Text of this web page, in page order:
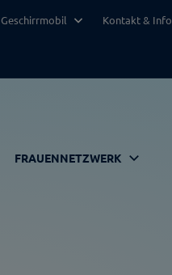
Geschirrmobil Kontakt & Info
FRAUENNETZWERK